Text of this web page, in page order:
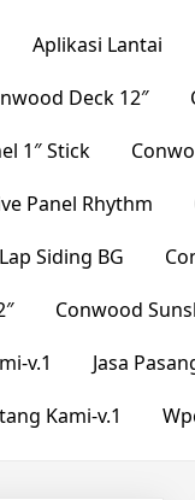
Aplikasi Lantai
Deck 12″
1″ Stick
Panel Rhythm
Siding BG
Conwood
v.1 Jasa
Kami-v.1